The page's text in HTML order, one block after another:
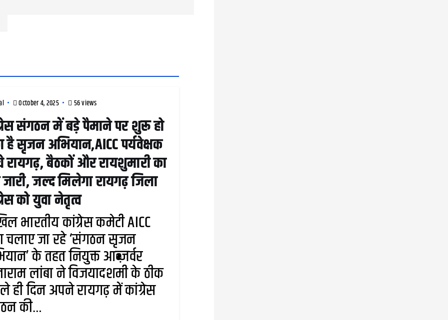
October 4, 2025 56 views
संगठन में बड़े पैमाने पर शुरू हो
है सृजन अभियान,AICC पर्यवेक्षक
रायगढ़, बैठकों और रायशुमारी का
जारी, जल्द मिलेगा रायगढ़ जिला
को युवा नेतृत्व
भारतीय कांग्रेस कमेटी AICC
चलाए जा रहे ‘संगठन सृजन
के तहत नियुक्त आब्ज़र्वर
लांबा ने विजयादशमी के ठीक
ही दिन अपने रायगढ़ में कांग्रेस
की…